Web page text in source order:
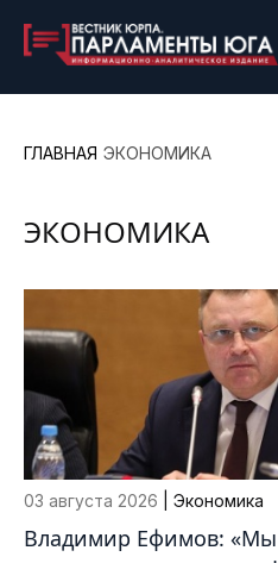
ГЛАВНАЯ ЭКОНОМИКА
ЭКОНОМИКА
03 августа 2026 | Экономика
Владимир Ефимов: «Мы